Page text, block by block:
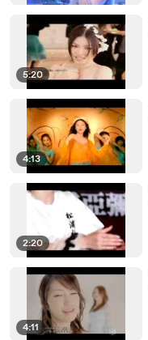
5:20
4:13
2:20
4:11